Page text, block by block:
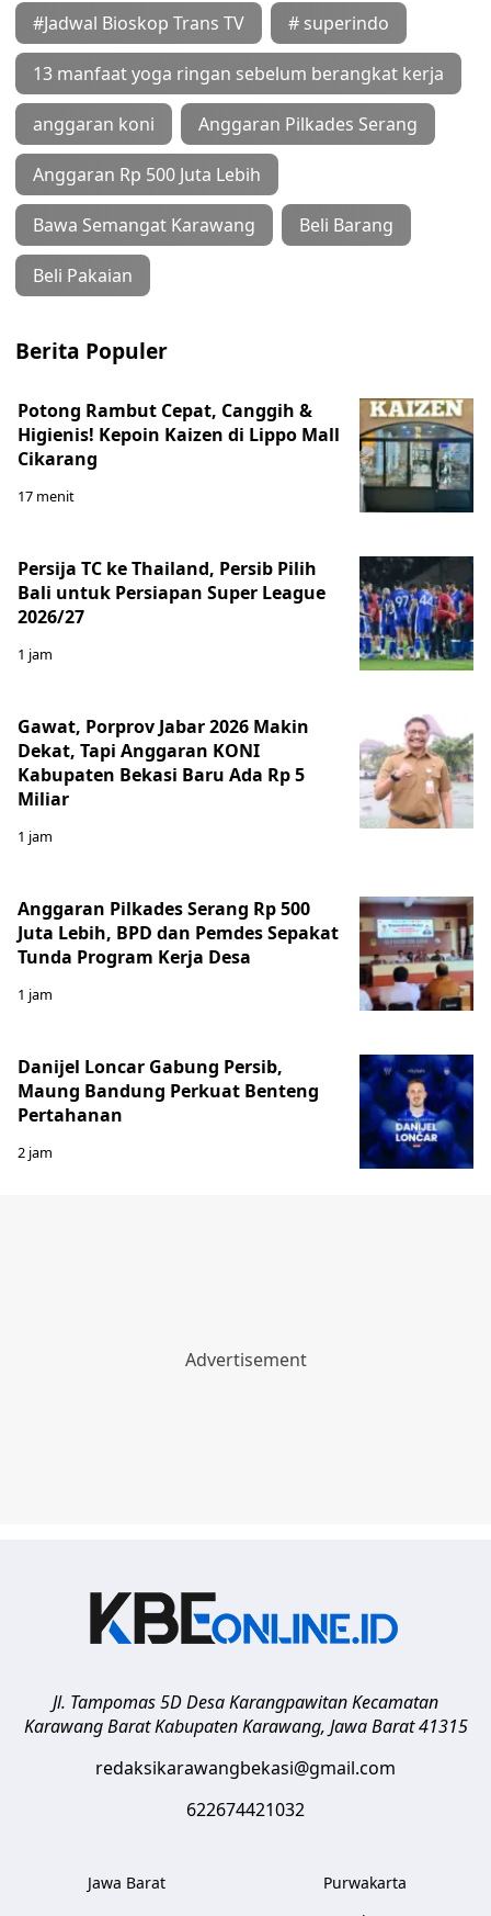
#Jadwal Bioskop Trans TV # superindo
13 manfaat yoga ringan sebelum berangkat kerja
anggaran koni Anggaran Pilkades Serang
Anggaran Rp 500 Juta Lebih
Bawa Semangat Karawang Beli Barang
Beli Pakaian
Berita Populer
Potong Rambut Cepat, Canggih &
Higienis! Kepoin Kaizen di Lippo Mall
Cikarang
17 menit
Persija TC ke Thailand, Persib Pilih
Bali untuk Persiapan Super League
2026/27
1 jam
Gawat, Porprov Jabar 2026 Makin
Dekat, Tapi Anggaran KONI
Kabupaten Bekasi Baru Ada Rp 5
Miliar
1 jam
Anggaran Pilkades Serang Rp 500
Juta Lebih, BPD dan Pemdes Sepakat
Tunda Program Kerja Desa
1 jam
Danijel Loncar Gabung Persib,
Maung Bandung Perkuat Benteng
Pertahanan
2 jam
Jl. Tampomas 5D Desa Karangpawitan Kecamatan
Karawang Barat Kabupaten Karawang, Jawa Barat 41315
redaksikarawangbekasi@gmail.com
622674421032
Jawa Barat
Purwakarta